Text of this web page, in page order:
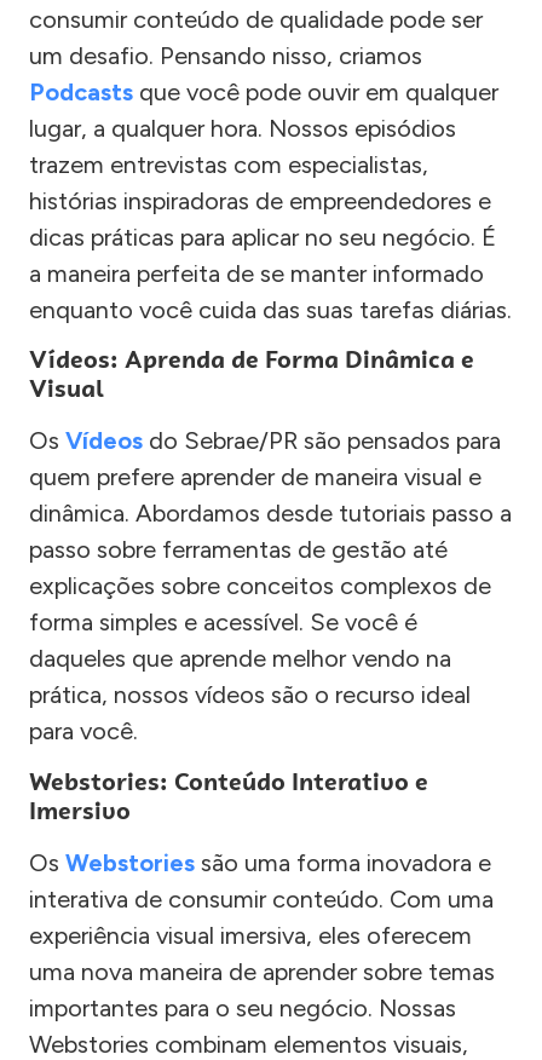
consumir conteúdo de qualidade pode ser
um desafio. Pensando nisso, criamos
Podcasts que você pode ouvir em qualquer
lugar, a qualquer hora. Nossos episódios
trazem entrevistas com especialistas,
histórias inspiradoras de empreendedores e
dicas práticas para aplicar no seu negócio. É
a maneira perfeita de se manter informado
enquanto você cuida das suas tarefas diárias.
Vídeos: Aprenda de Forma Dinâmica e
Visual
Os Vídeos do Sebrae/PR são pensados para
quem prefere aprender de maneira visual e
dinâmica. Abordamos desde tutoriais passo a
passo sobre ferramentas de gestão até
explicações sobre conceitos complexos de
forma simples e acessível. Se você é
daqueles que aprende melhor vendo na
prática, nossos vídeos são o recurso ideal
para você.
Webstories: Conteúdo Interativo e
Imersivo
Os Webstories são uma forma inovadora e
interativa de consumir conteúdo. Com uma
experiência visual imersiva, eles oferecem
uma nova maneira de aprender sobre temas
importantes para o seu negócio. Nossas
Webstories combinam elementos visuais,